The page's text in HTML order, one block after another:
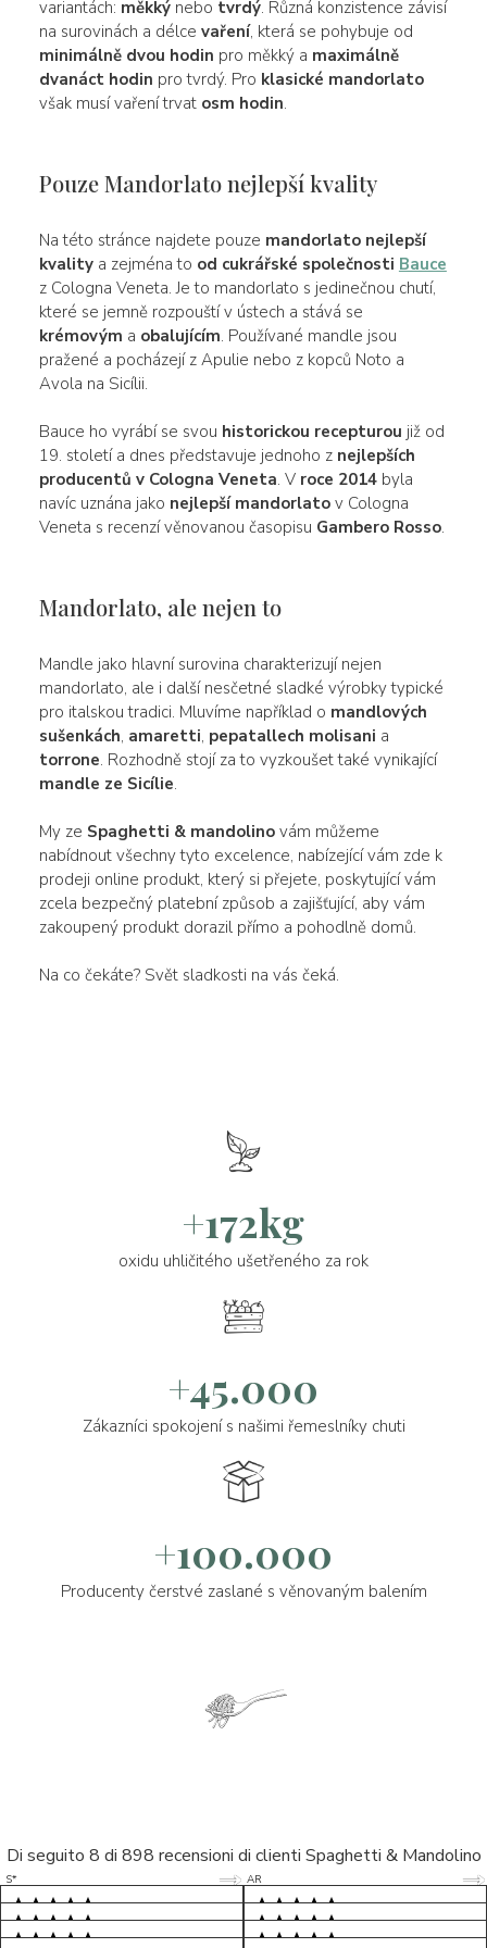
variantách: měkkýnebo tvrdý. Různá konzistence závisí
na surovinách a délce vaření, která se pohybuje od
minimálně dvou hodin pro měkký a maximálně
dvanáct hodin pro tvrdý. Pro klasické mandorlato
však musí vaření trvat osm hodin.
Pouze Mandorlato nejlepší kvality
Na této stránce najdete pouze mandorlato nejlepší
kvalitya zejména to od cukrářské společnosti Bauce
z Cologna Veneta. Je to mandorlato s jedinečnou chutí,
které se jemně rozpouští v ústech a stává se
krémovým a obalujícím. Používané mandle jsou
pražené a pocházejí z Apulie nebo z kopců Noto a
Avola na Sicílii.
Bauce ho vyrábí se svou historickou recepturou již od
19. století a dnes představuje jednoho z nejlepších
producentů v Cologna Veneta. V roce 2014byla
navíc uznána jako nejlepší mandorlatov Cologna
Veneta s recenzí věnovanou časopisu Gambero Rosso.
Mandorlato, ale nejen to
Mandle jako hlavní surovina charakterizují nejen
mandorlato, ale i další nesčetné sladké výrobky typické
pro italskou tradici. Mluvíme například o mandlových
sušenkách, amaretti, pepatallech molisani a
torrone. Rozhodně stojí za to vyzkoušet také vynikající
mandle ze Sicílie.
My ze Spaghetti & mandolinovám můžeme
nabídnout všechny tyto excelence, nabízející vám zde k
prodeji online produkt, který si přejete, poskytující vám
zcela bezpečný platební způsob a zajišťující, aby vám
zakoupený produkt dorazil přímo a pohodlně domů.
Na co čekáte? Svět sladkosti na vás čeká.
+172kg
oxidu uhličitého ušetřeného za rok
+45.000
Zákazníci spokojení s našimi řemeslníky chuti
+100.000
Producenty čerstvé zaslané s věnovaným balením
Di seguito 8 di 898 recensioni di clienti Spaghetti & Mandolino
S* 5/5
Tutto ok. Consegna celere , pacco
LP 5/5
M* 5/5
MC 5/5
AR 5/5
esperienza sicuramente positiva,
D* 5/5
S* 5/5